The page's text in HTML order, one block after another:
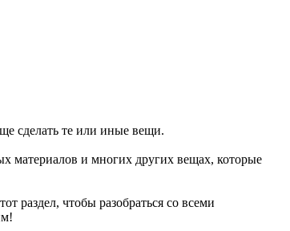
сделать те или иные вещи.
материалов и многих других вещах, которые
раздел, чтобы разобраться со всеми